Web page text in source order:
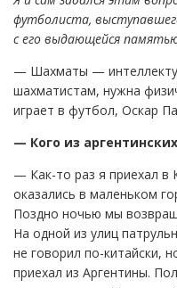
футболиста,
с его выдающейся
— Шахматы —
шахматистам, нужна
играет в футбол, Оскар
— Кого из
— Как-то раз я приехал в
оказались в маленьком
Поздно ночью мы
На одной из улиц
не говорил по-китайски,
приехал из Аргентины.